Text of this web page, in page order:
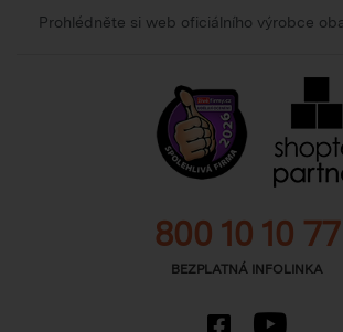
Prohlédněte si web oficiálního výrobce
800 10 10 77
BEZPLATNÁ INFOLINKA